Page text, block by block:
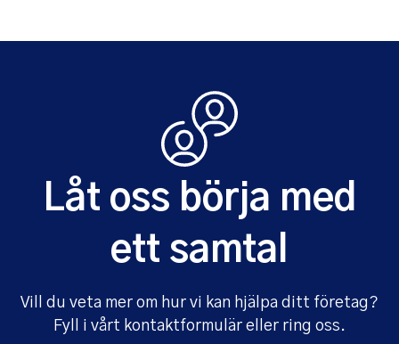
Låt oss börja med
ett samtal
Vill du veta mer om hur vi kan hjälpa ditt företag?
Fyll i vårt kontaktformulär eller ring oss.